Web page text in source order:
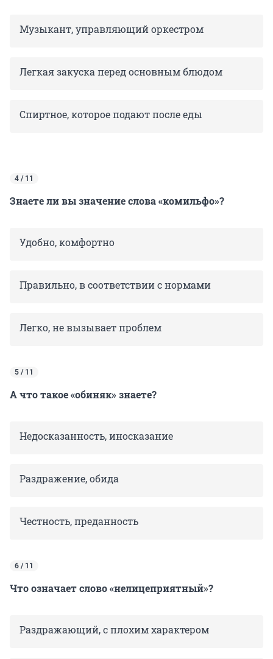
Музыкант, управляющий оркестром
Легкая закуска перед основным блюдом
Спиртное, которое подают после еды
4 / 11
Знаете ли вы значение слова «комильфо»?
Удобно, комфортно
Правильно, в соответствии с нормами
Легко, не вызывает проблем
5 / 11
А что такое «обиняк» знаете?
Недосказанность, иносказание
Раздражение, обида
Честность, преданность
6 / 11
Что означает слово «нелицеприятный»?
Раздражающий, с плохим характером